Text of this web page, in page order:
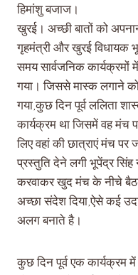
हिमांशु बजाज।
खुरई। अच्छी बातों को
गृहमंत्री और खुरई विधायक
समय सार्वजनिक कार्यक्रमों
गया। जिससे मास्क लगाने
गया,कुछ दिन पूर्व ललिता
कार्यक्रम था जिसमें वह मंच
लिए वहां की छात्राएं मंच
प्रस्तुति देने लगी भूपेंद्र
करवाकर खुद मंच के नीचे
अच्छा संदेश दिया,ऐसे कई
अलग बनाते है।
कुछ दिन पूर्व एक कार्यक्रम में